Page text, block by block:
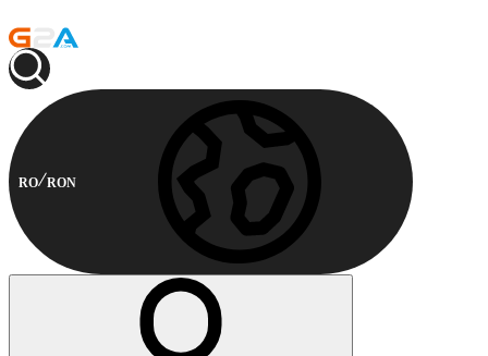
RO RON